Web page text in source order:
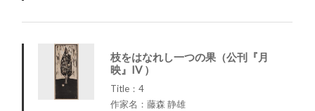
枝をはなれし一つの果（公刊『月
映』IV ）
Title：4
作家名：藤森 静雄